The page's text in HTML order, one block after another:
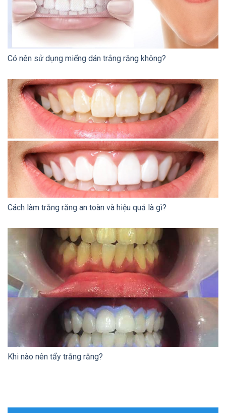
Có nên sử dụng miếng dán trắng răng không?
Cách làm trắng răng an toàn và hiệu quả là gì?
Khi nào nên tẩy trắng răng?